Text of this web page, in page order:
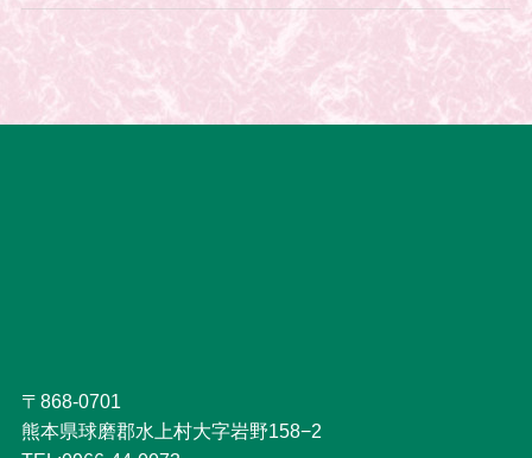
〒868-0701
熊本県球磨郡水上村大字岩野158−2